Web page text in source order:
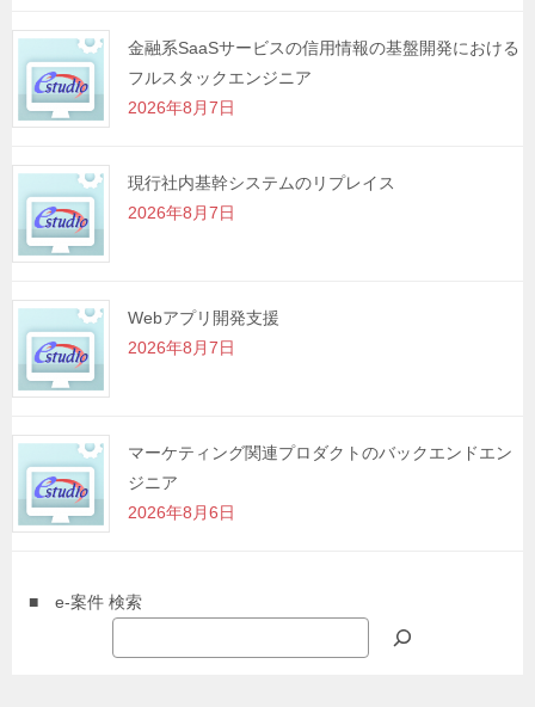
金融系SaaSサービスの信用情報の基盤開発における
フルスタックエンジニア
2026年8月7日
現行社内基幹システムのリプレイス
2026年8月7日
Webアプリ開発支援
2026年8月7日
マーケティング関連プロダクトのバックエンドエン
ジニア
2026年8月6日
■ e-案件 検索